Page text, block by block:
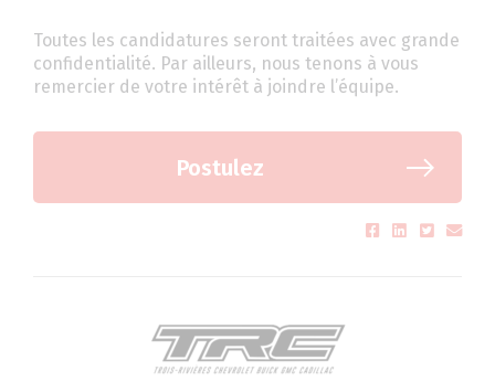
Toutes les candidatures seront traitées avec grande
confidentialité. Par ailleurs, nous tenons à vous
remercier de votre intérêt à joindre l’équipe.
Postulez